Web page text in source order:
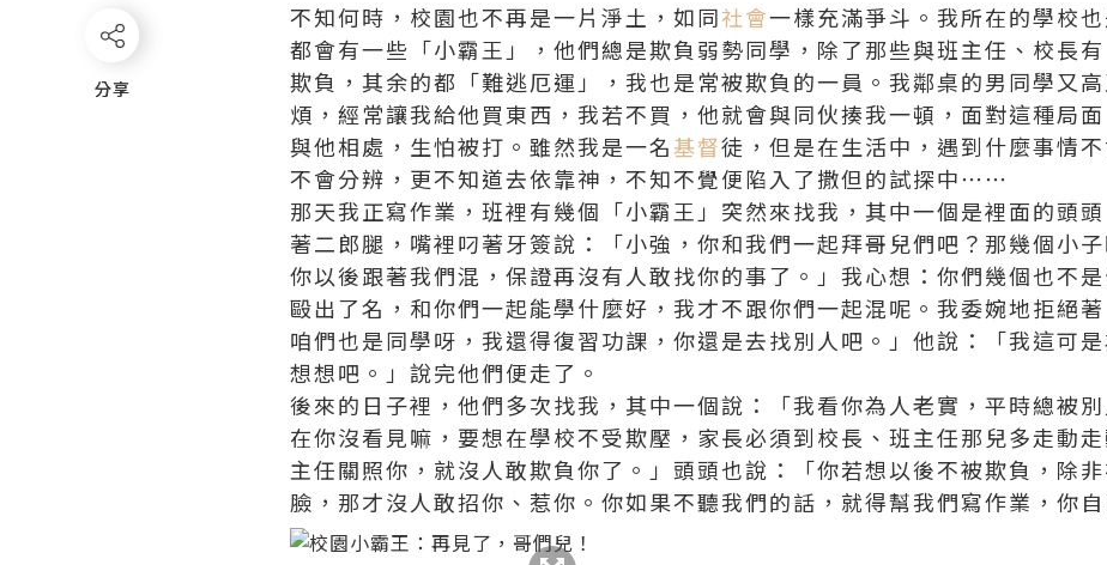
分享
不知何時，校園也不再是一片淨土，如同社會一樣充滿爭斗。我所在的學校
都會有一些「小霸王」，他們總是欺負弱勢同學，除了那些與班主任、校長
欺負，其余的都「難逃厄運」，我也是常被欺負的一員。我鄰桌的男同學又
煩，經常讓我給他買東西，我若不買，他就會與同伙揍我一頓，面對這種局
與他相處，生怕被打。雖然我是一名基督徒，但是在生活中，遇到什麼事情
不會分辨，更不知道去依靠神，不知不覺便陷入了撒但的試探中⋯⋯
那天我正寫作業，班裡有幾個「小霸王」突然來找我，其中一個是裡面的頭
著二郎腿，嘴裡叼著牙簽說：「小強，你和我們一起拜哥兒們吧？那幾個小
你以後跟著我們混，保證再沒有人敢找你的事了。」我心想：你們幾個也不
毆出了名，和你們一起能學什麼好，我才不跟你們一起混呢。我委婉地拒絕著
咱們也是同學呀，我還得復習功課，你還是去找別人吧。」他說：「我這可
想想吧。」說完他們便走了。
後來的日子裡，他們多次找我，其中一個說：「我看你為人老實，平時總被
在你沒看見嘛，要想在學校不受欺壓，家長必須到校長、班主任那兒多走動
主任關照你，就沒人敢欺負你了。」頭頭也說：「你若想以後不被欺負，除
臉，那才沒人敢招你、惹你。你如果不聽我們的話，就得幫我們寫作業，你自
分享